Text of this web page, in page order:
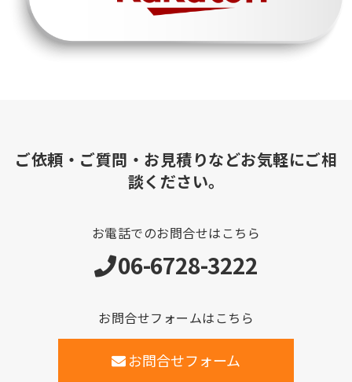
ご依頼・ご質問・お見積りなどお気軽にご相
談ください。
お電話でのお問合せはこちら
06-6728-3222
お問合せフォームはこちら
お問合せフォーム